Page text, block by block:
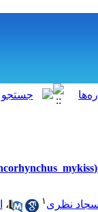
سجاد نظری ۱ ،